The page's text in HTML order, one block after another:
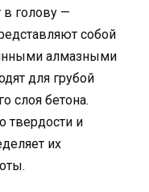
в голову —
собой
алмазными
для грубой
слоя бетона.
твердости и
их